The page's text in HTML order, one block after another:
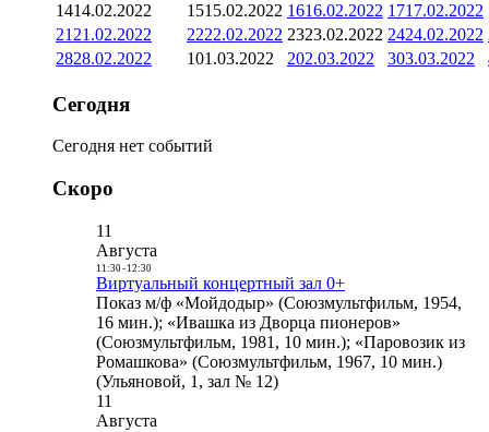
1414.02.2022 1515.02.2022 1616.02.2022 1717.02.2022
21 21.02.2022 2222.02.2022 2323.02.2022 2424.02.2022
2828.02.2022 101.03.2022 202.03.2022 303.03.2022
Сегодня
Сегодня нет событий
Скоро
11
Августа
11:30- 12:30
Виртуальный концертный зал 0+
Показ м/ф «Мойдодыр» (Союзмультфильм, 1954,
16 мин.); «Ивашка из Дворца пионеров»
(Союзмультфильм, 1981, 10 мин.); «Паровозик из
Ромашкова» (Союзмультфильм, 1967, 10 мин.)
(Ульяновой, 1, зал № 12)
11
Августа